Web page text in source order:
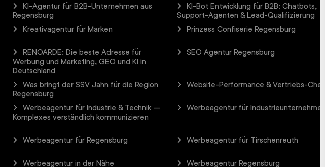
KI-Agentur für B2B-Unternehmen aus
Regensburg
KI-Bot Entwicklung für B2B: Chatbots,
Support-Agenten & Lead-Qualifizierung
Kreativagentur für Marken Prinzess Confiserie Regensburg
RENOARDE: Die beste Adresse für
Werbung und Marketing, GEO und KI in
Deutschland
SEO Agentur Regensburg
Was bringt der SSV Jahn für die Region
Regensburg
Website-Performance & Vertriebs-
Werbeagentur für Industrie & Technik –
Komplexes verständlich kommunizieren
Werbeagentur für
Werbeagentur für Regensburg Werbeagentur für Tirschenreuth
Werbeagentur in der Nähe Werbeagentur Regensburg